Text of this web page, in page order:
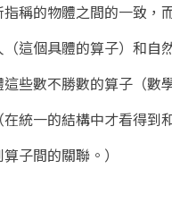
稱的物體之間的一致，
這個具體的算子）和自
些數不勝數的算子（數
統一的結構中才看得到
子間的關聯。）